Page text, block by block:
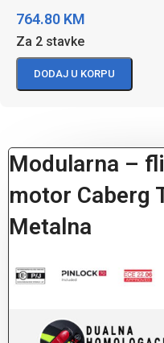
764.80 KM
Za 2 stavke
DODAJ U KORPU
Modularna –
motor Caberg
Metalna